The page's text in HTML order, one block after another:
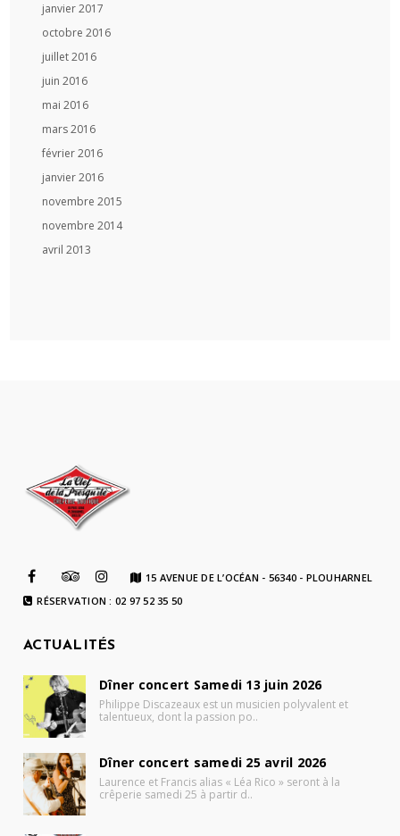
janvier 2017
octobre 2016
juillet 2016
juin 2016
mai 2016
mars 2016
février 2016
janvier 2016
novembre 2015
novembre 2014
avril 2013
15 AVENUE DE L’OCÉAN - 56340 - PLOUHARNEL
RÉSERVATION : 02 97 52 35 50
ACTUALITÉS
Dîner concert Samedi 13 juin 2026
Philippe Discazeaux est un musicien polyvalent et
talentueux, dont la passion po..
Dîner concert samedi 25 avril 2026
Laurence et Francis alias « Léa Rico » seront à la
crêperie samedi 25 à partir d..